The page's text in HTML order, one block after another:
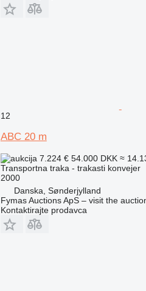
12
ABC 20 m
7.224 € 54.000 DKK ≈
Transportna traka - trakasti konvejer
2000
Danska, Sønderjylland
Fymas Auctions ApS – visit the
Kontaktirajte prodavca